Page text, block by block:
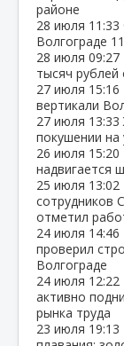
районе
28 июля 11:33
Волгограде
28 июля 09:27
тысяч рублей
27 июля 15:16
вертикали
27 июля 13:33
покушении
26 июля 15:20
надвигается
25 июля 13:02
сотрудников
отметил
24 июля 14:46
проверил
Волгограде
24 июля 12:22
активно
рынка труда
23 июля 19:13